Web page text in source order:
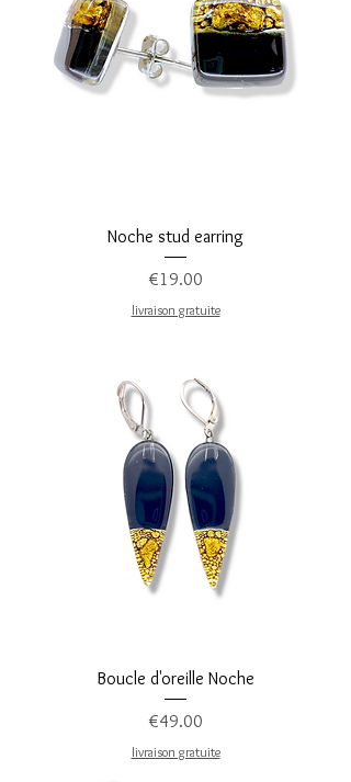
Noche stud earring
Price
€19.00
livraison gratuite
Boucle d'oreille Noche
Price
€49.00
livraison gratuite